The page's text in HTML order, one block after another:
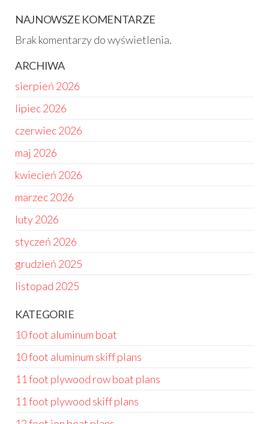
NAJNOWSZE KOMENTARZE
Brak komentarzy do wyświetlenia.
ARCHIWA
sierpień 2026
lipiec 2026
czerwiec 2026
maj 2026
kwiecień 2026
marzec 2026
luty 2026
styczeń 2026
grudzień 2025
listopad 2025
KATEGORIE
10 foot aluminum boat
10 foot aluminum skiff plans
11 foot plywood row boat plans
11 foot plywood skiff plans